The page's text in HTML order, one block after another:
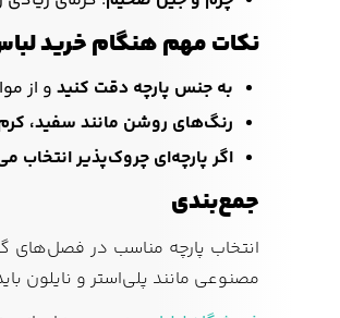
نکات مهم هنگام خرید
به جنس پارچه دقت کنیدو از
رنگ‌های روشن مانند سفید، کرم
اگر پارچه‌ای چروک‌پذیر
جمع‌بندی
انتخاب پارچه مناسب در فصل‌های
مصنوعی مانند پلی‌استر و نایلون